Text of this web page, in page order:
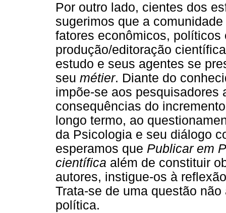
Por outro lado, cientes dos
sugerimos que a
fatores econômicos,
produção/editoração
estudo e seus agentes se
seu métier. Diante do
impõe-se aos pesquisadores
consequências do
longo termo, ao
da Psicologia e seu diálogo
esperamos que Publicar em
científica além de constituir
autores, instigue-os à
Trata-se de uma questão
política.